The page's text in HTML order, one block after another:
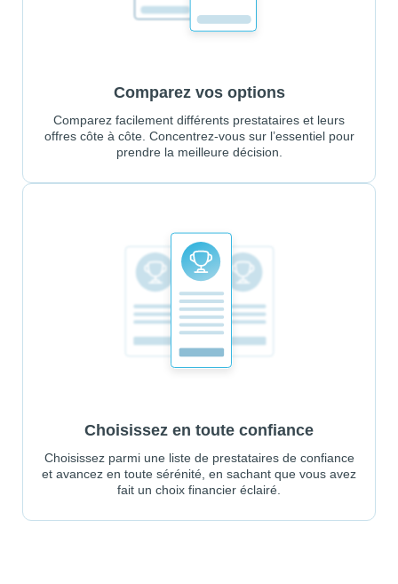
Comparez vos options
Comparez facilement différents prestataires et leurs
offres côte à côte. Concentrez-vous sur l’essentiel pour
prendre la meilleure décision.
Choisissez en toute confiance
Choisissez parmi une liste de prestataires de confiance
et avancez en toute sérénité, en sachant que vous avez
fait un choix financier éclairé.